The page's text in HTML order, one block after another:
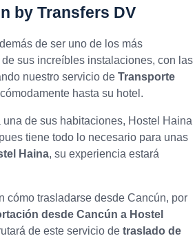
by Transfers DV
de ser uno de los más
sus increíbles instalaciones, con las
nuestro servicio de Transporte
hasta su hotel.
de sus habitaciones, Hostel Haina
tiene todo lo necesario para unas
Haina, su experiencia estará
cómo trasladarse desde Cancún, por
desde Cancún a Hostel
de este servicio de traslado de